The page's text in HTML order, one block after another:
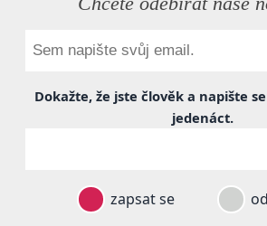
Dokažte, že jste člověk a napište
jedenáct.
zapsat se